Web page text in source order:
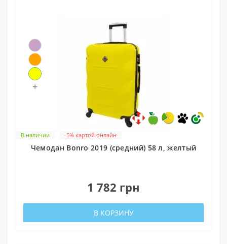
В наличии
+
-5% картой онлайн
Чемодан Bonro 2019 (средний) 58 л, желтый
1 782 грн
В КОРЗИНУ